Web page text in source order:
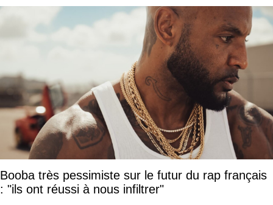
Booba très pessimiste sur le futur du rap français
: "ils ont réussi à nous infiltrer"